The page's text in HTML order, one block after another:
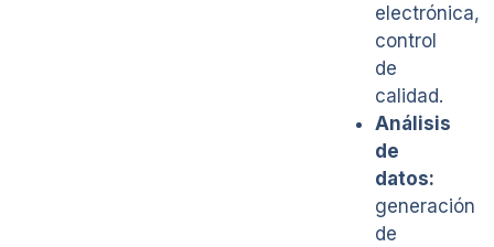
electrónica,
control
de
calidad.
Análisis
de
datos:
generación
de